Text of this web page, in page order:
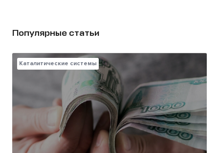
Популярные статьи
Каталитические системы